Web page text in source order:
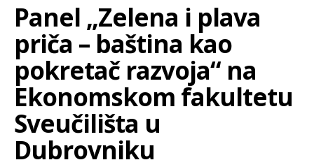
Panel „Zelena i plava
priča – baština kao
pokretač razvoja“ na
Ekonomskom fakultetu
Sveučilišta u
Dubrovniku